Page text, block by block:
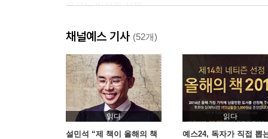
용서는 반성의 선물
정글만리 2
우정의 비즈니스
내 사랑, 양아버지
참으로 인간적인 천국
정글 같은 인물
장인들, 중국의 영혼
채널예스 기사 (52개)
읽다
설민석 “제 책이 올해의 책
읽다
예스24, 독자가 직접 뽑